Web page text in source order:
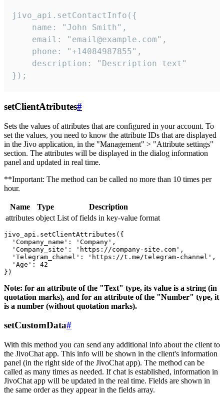
jivo_api.setContactInfo({
    name: "John Smith",
    email: "email@example.com",
    phone: "+14084987855",
    description: "Description text"
});
setClientAtributes#
Sets the values ​​of attributes that are configured in your account. To
set the values, you need to know the attribute IDs that are displayed
in the Jivo application, in the "Management" > "Attribute settings"
section. The attributes will be displayed in the dialog information
panel and updated in real time.
**Important: The method can be called no more than 10 times per
hour.
Name Type
Description
attributes object List of fields in key-value format
jivo_api.setClientAttributes({
  'Company_name': 'Company',
  'Company_site': 'https://company-site.com',
  'Telegram_chanel': 'https://t.me/telegram-channel',
  'Age': 42
Note: for an attribute of the "Text" type, its value is a string (in
quotation marks), and for an attribute of the "Number" type, it
is a number (without quotation marks).
setCustomData#
With this method you can send any additional info about the client to
the JivoChat app. This info will be shown in the client's information
panel (in the right side of the JivoChat app). The method can be
called as many times as needed. If chat is established, information in
JivoChat app will be updated in the real time. Fields are shown in
the same order as they appear in the fields array.